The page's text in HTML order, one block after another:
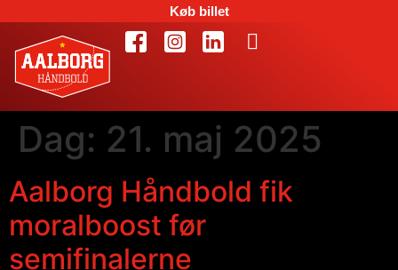
Køb billet
Dag: 21. maj 2025
Aalborg Håndbold fik
moralboost før
semifinalerne